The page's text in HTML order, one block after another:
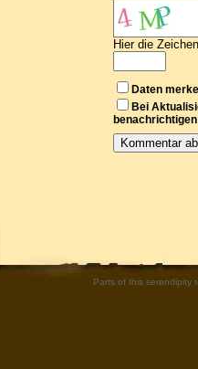
Hier die
Daten
Bei
benachrichtigen
Parts of this serendipity